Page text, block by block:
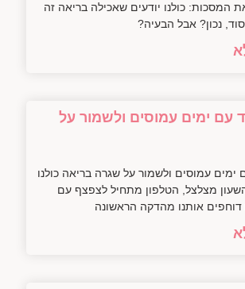
המסכות: כולנו יודעים שאכילה בריאה זה
נכון? אבל הבעיה?
עם ימים עמוסים ולשמור על
עמוסים ולשמור על שגרה בריאה כולנו
מצלצל, הטלפון מתחיל לצפצף עם
דוחפים אותנו מהדקה הראשונה